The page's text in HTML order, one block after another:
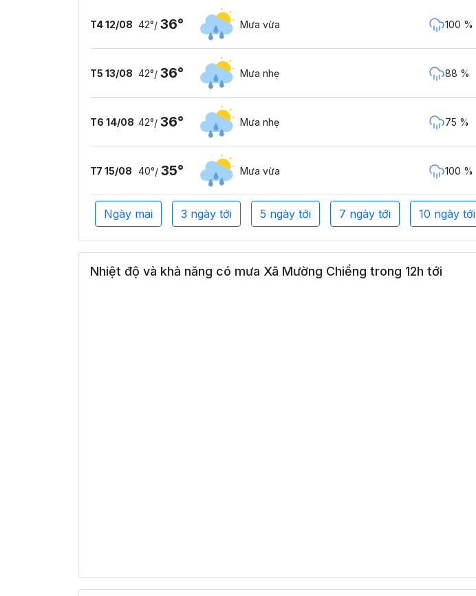
T4 12/08 42°/ 36° Mưa vừa 100 %
T5 13/08 42°/ 36° Mưa nhẹ 88 %
T6 14/08 42°/ 36° Mưa nhẹ 75 %
T7 15/08 40°/ 35° Mưa vừa 100 %
Ngày mai 3 ngày tới 5 ngày tới 7 ngày tới 10 ngày tới
Nhiệt độ và khả năng có mưa Xã Mường Chiềng trong 12h tới